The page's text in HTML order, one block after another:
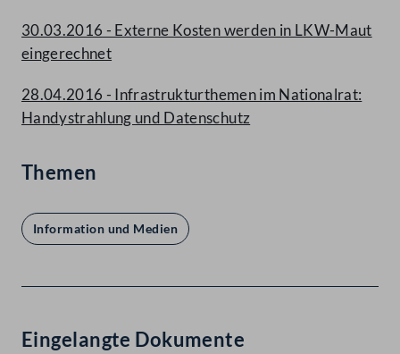
30.03.2016 - Externe Kosten werden in LKW-Maut
eingerechnet
28.04.2016 - Infrastrukturthemen im Nationalrat:
Handystrahlung und Datenschutz
Themen
Information und Medien
Eingelangte Dokumente